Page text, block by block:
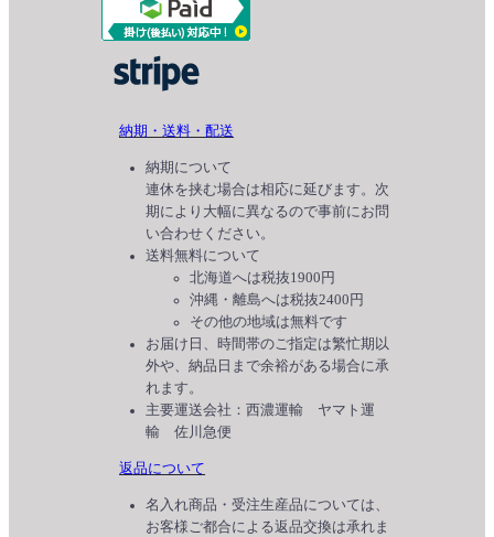
納期・送料・配送
納期について
連休を挟む場合は相応に延びます。次
期により大幅に異なるので事前にお問
い合わせください。
送料無料について
北海道へは税抜1900円
沖縄・離島へは税抜2400円
その他の地域は無料です
お届け日、時間帯のご指定は繁忙期以
外や、納品日まで余裕がある場合に承
れます。
主要運送会社：西濃運輸 ヤマト運
輸 佐川急便
返品について
名入れ商品・受注生産品については、
お客様ご都合による返品交換は承れま